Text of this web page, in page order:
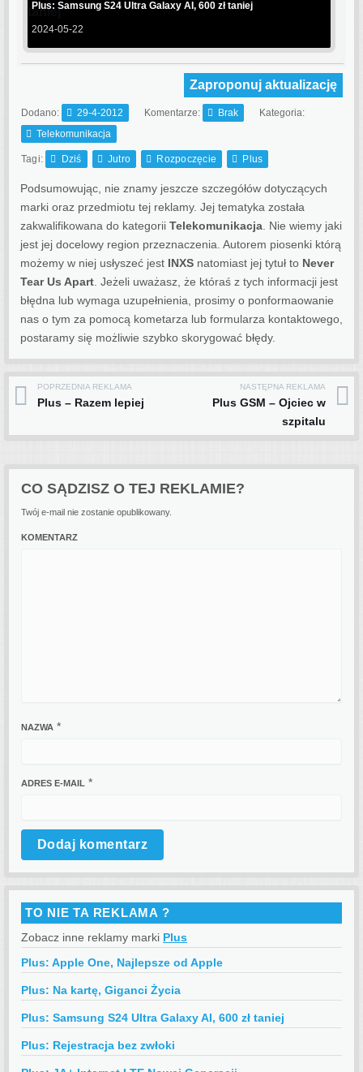
Plus: Samsung S24 Ultra Galaxy AI, 600 zł taniej
2024-05-22
Zaproponuj aktualizację
Dodano: 29-4-2012 Komentarze: Brak
Kategoria:
Telekomunikacja
Tagi: Dziś Jutro Rozpoczęcie Plus
Podsumowując, nie znamy jeszcze szczegółów dotyczących
marki oraz przedmiotu tej reklamy. Jej tematyka została
zakwalifikowana do kategorii Telekomunikacja . Nie wiemy jaki
jest jej docelowy region przeznaczenia. Autorem piosenki którą
możemy w niej usłyszeć jest INXS natomiast jej tytuł to Never
Tear Us Apart . Jeżeli uważasz, że któraś z tych informacji jest
błędna lub wymaga uzupełnienia, prosimy o ponformaowanie
nas o tym za pomocą kometarza lub formularza kontaktowego,
postaramy się możliwie szybko skorygować błędy.
Post navigation
POPRZEDNIA REKLAMA
Plus – Razem lepiej
NASTĘPNA REKLAMA
Plus GSM – Ojciec w
szpitalu
CO SĄDZISZ O TEJ REKLAMIE?
Twój e-mail nie zostanie opublikowany.
KOMENTARZ
NAZWA *
ADRES E-MAIL *
TO NIE TA REKLAMA ?
Zobacz inne reklamy marki Plus
Plus: Apple One, Najlepsze od Apple
Plus: Na kartę, Giganci Życia
Plus: Samsung S24 Ultra Galaxy AI, 600 zł taniej
Plus: Rejestracja bez zwłoki